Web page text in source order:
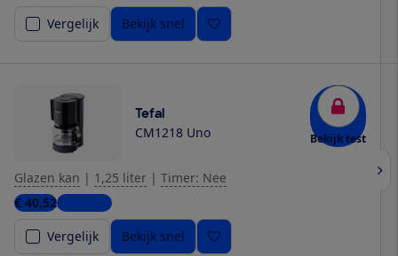
Vergelijk
Bekijk snel
Tefal
CM1218 Uno Bekijk test
Glazen kan | 1,25 liter | Timer: Nee
€ 40,522 winkels
Vergelijk
Bekijk snel